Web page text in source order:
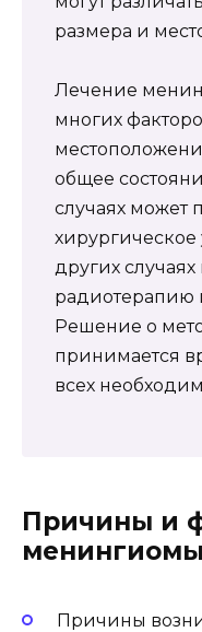
размера и
Лечение
многих
общее
случаях может
других
радиотерапию
Решение о
принимается
всех
Причины и
менингиомы
Причины